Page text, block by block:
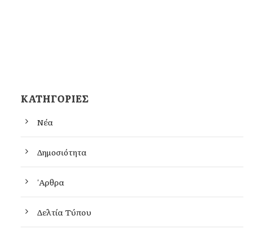
KΑΤΗΓΟΡΊΕΣ
Νέα
Δημοσιότητα
'Αρθρα
Δελτία Τύπου